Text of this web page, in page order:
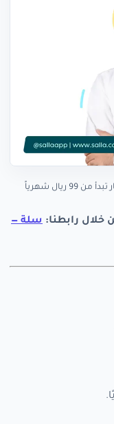
ريال شهرياً
رابطنا: سلة —